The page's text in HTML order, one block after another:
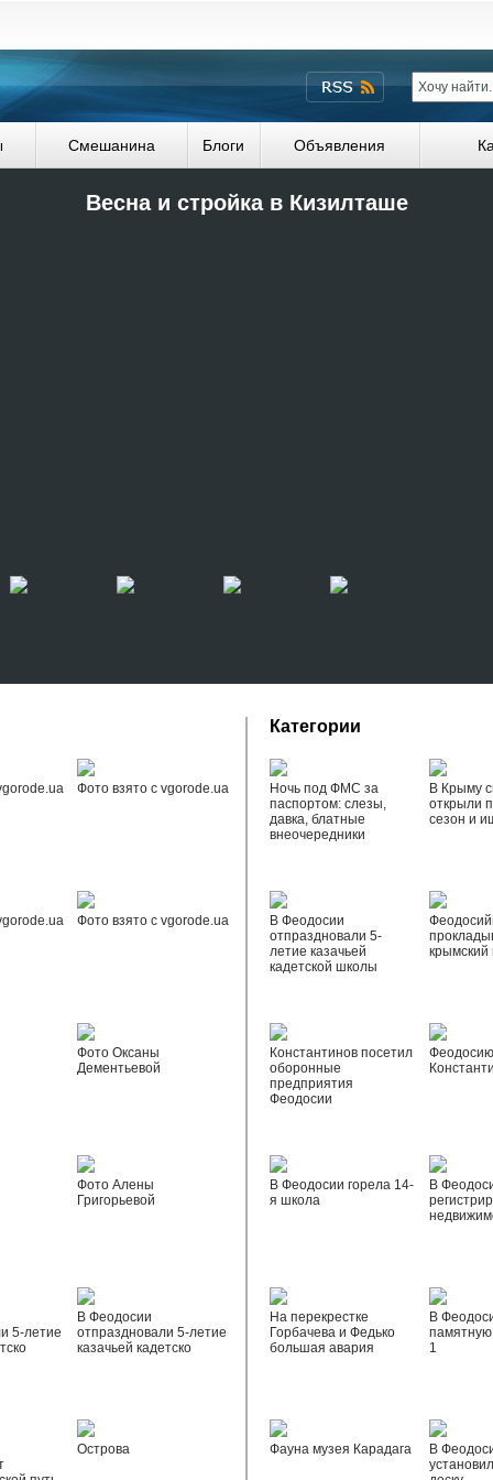
Смешанина Блоги Объявления
Весна и стройка в Кизилташе
Фото взято с vgorode.ua
Фото взято с vgorode.ua
Фото Оксаны
Дементьевой
Фото Алены
Григорьевой
5-летие
В Феодосии
отпраздновали 5-летие
казачьей кадетско
Острова
Категории
Ночь под ФМС за
паспортом: слезы,
давка, блатные
внеочередники
В Крыму
открыли
сезон и
В Феодосии
отпраздновали 5-
летие казачьей
кадетской школы
крымский
Константинов посетил
оборонные
предприятия
Феодосии
В Феодосии горела 14-
я школа
В
На перекрестке
Горбачева и Федько
большая авария
В
памятную
1
Фауна музея Карадага
В